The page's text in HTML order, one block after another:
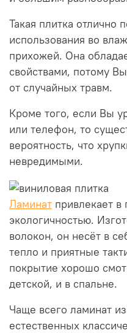
Такая плитка отлично
использования во
прихожей. Она
свойствами, потому
от случайных травм.
Кроме того, если Вы
или телефон, то
вероятность, что
невредимыми.
Ламинат привлекает
экологичностью.
волокон, он несёт в
тепло и приятные
покрытие хорошо
детской, и в спальне.
Чаще всего ламинат
естественных